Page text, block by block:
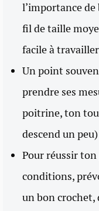
l’importance
fil de taille
facile à
Un point
prendre ses
poitrine, ton
descend un
Pour réussir
conditions,
un bon crochet,